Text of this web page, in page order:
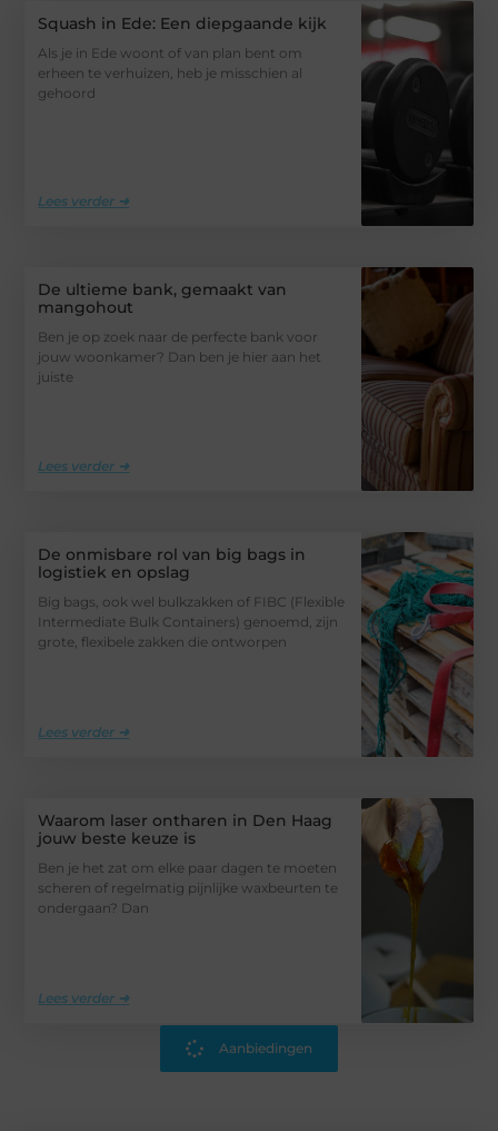
Squash in Ede: Een diepgaande kijk
Als je in Ede woont of van plan bent om
erheen te verhuizen, heb je misschien al
gehoord
Lees verder ➜
De ultieme bank, gemaakt van
mangohout
Ben je op zoek naar de perfecte bank voor
jouw woonkamer? Dan ben je hier aan het
juiste
Lees verder ➜
De onmisbare rol van big bags in
logistiek en opslag
Big bags, ook wel bulkzakken of FIBC (Flexible
Intermediate Bulk Containers) genoemd, zijn
grote, flexibele zakken die ontworpen
Lees verder ➜
Waarom laser ontharen in Den Haag
jouw beste keuze is
Ben je het zat om elke paar dagen te moeten
scheren of regelmatig pijnlijke waxbeurten te
ondergaan? Dan
Lees verder ➜
Aanbiedingen